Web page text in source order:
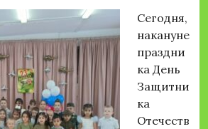
Сегодня,
накануне
праздни
ка День
Защитни
ка
Отечеств